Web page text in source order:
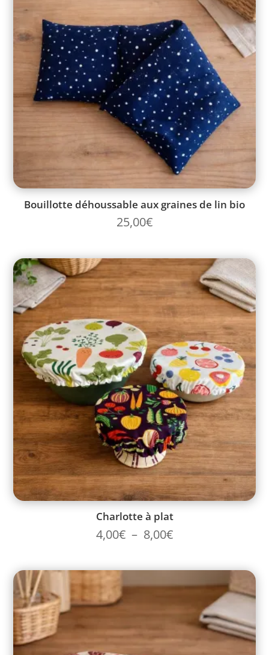
Bouillotte déhoussable aux graines de lin bio
25,00€
Charlotte à plat
4,00€ – 8,00€